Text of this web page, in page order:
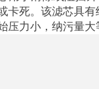
卡死。该滤芯具
压力小，纳污量